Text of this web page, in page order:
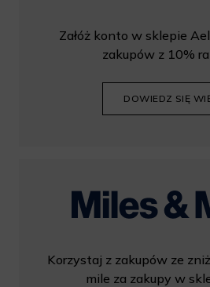
Załóż konto w sklepie
zakupów z 10%
DOWIEDZ SIĘ
Korzystaj z zakupów ze
mile za zakupy w